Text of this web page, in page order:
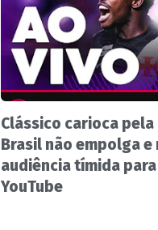
Clássico carioca pela
Brasil não empolga e
audiência tímida para
YouTube